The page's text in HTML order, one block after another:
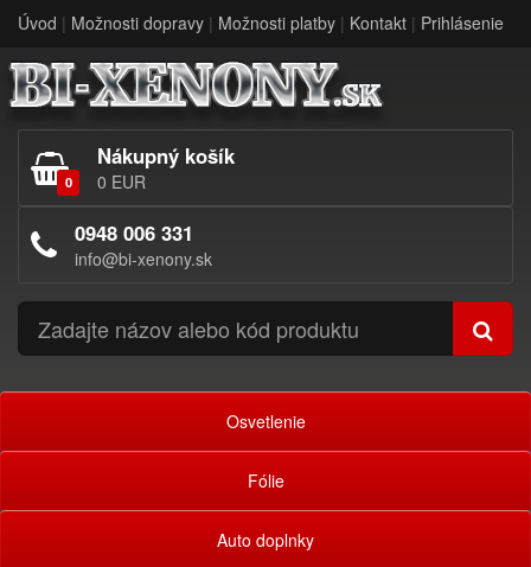
Úvod | Možnosti dopravy | Možnosti platby | Kontakt | Prihlásenie
0
Nákupný košík
0 EUR
0948 006 331
info@bi-xenony.sk
Osvetlenie
Fólie
Auto doplnky